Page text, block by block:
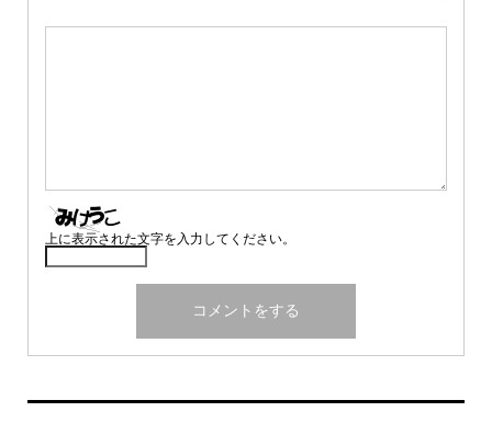
上に表示された文字を入力してください。